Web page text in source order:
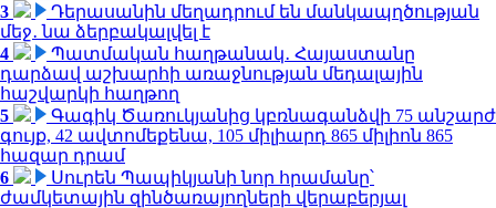
3
Դերասանին մեղադրում են մանկապղծության
մեջ․ նա ձերբակալվել է
4
Պատմական հաղթանակ․ Հայաստանը
դարձավ աշխարհի առաջնության մեդալային
հաշվարկի հաղթող
5
Գագիկ Ծառուկյանից կբռնագանձվի 75 անշարժ
գույք, 42 ավտոմեքենա, 105 միլիարդ 865 միլիոն 865
հազար դրամ
6
Սուրեն Պապիկյանի նոր հրամանը՝
ժամկետային զինծառայողների վերաբերյալ